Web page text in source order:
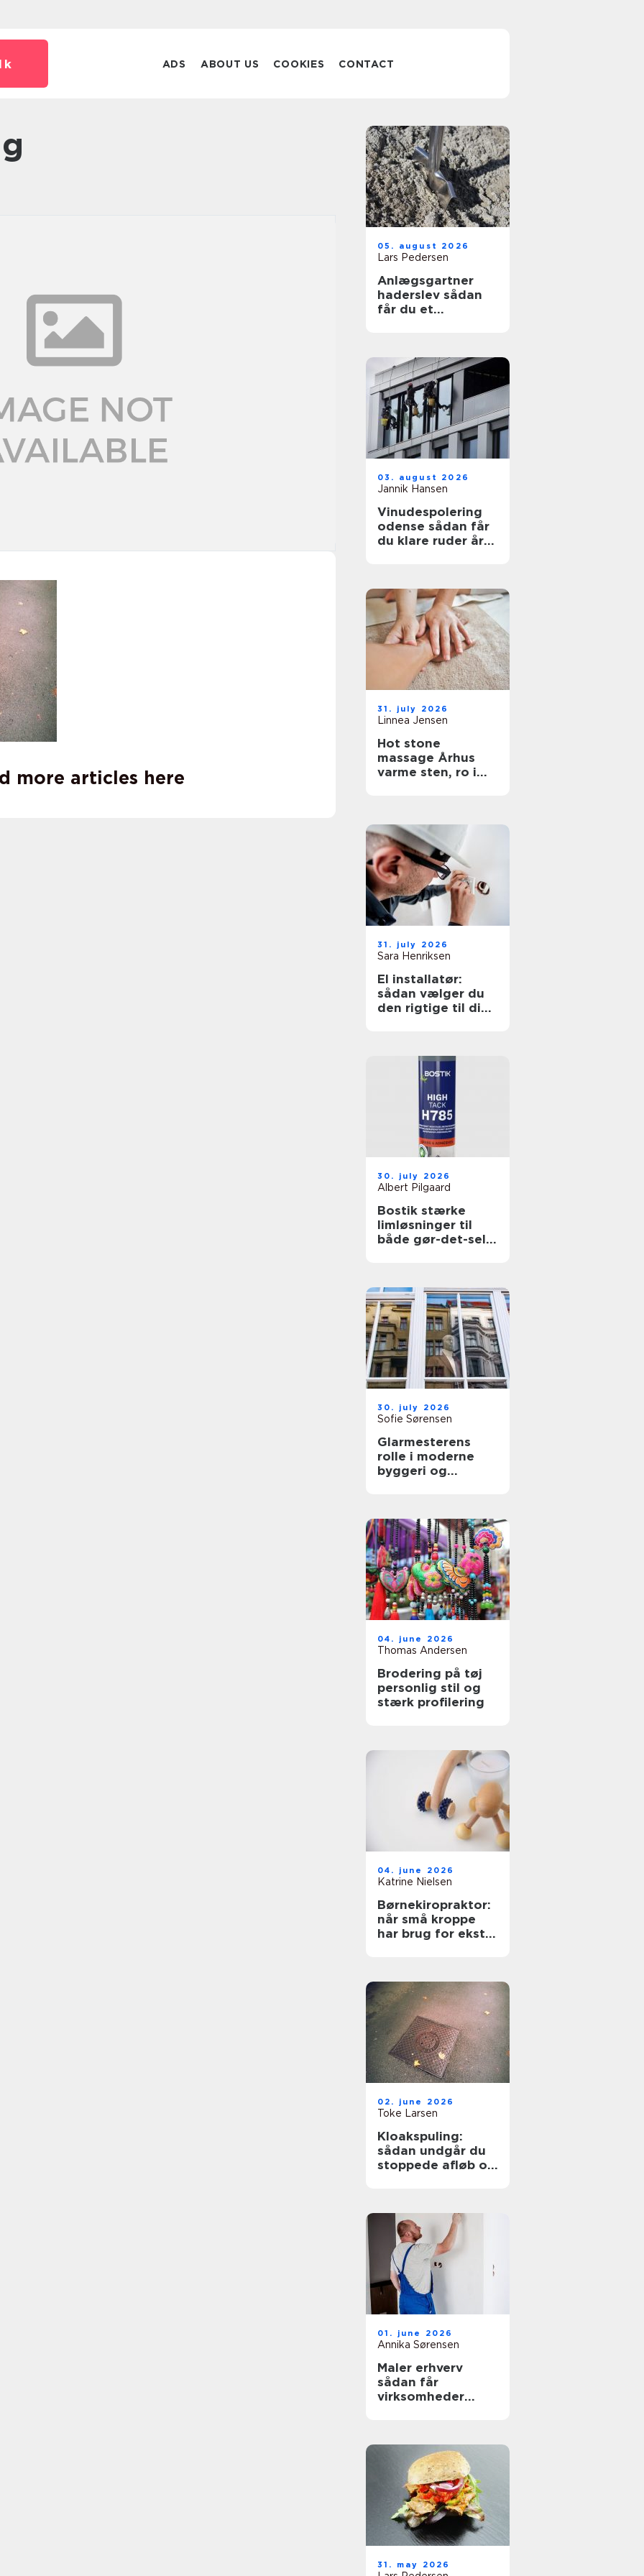
ADS ABOUT US COOKIES CONTACT
more articles here
05. august 2026
Lars Pedersen
Anlægsgartner
haderslev sådan
får du et
03. august 2026
Jannik Hansen
Vinudespolering
odense sådan får
du klare ruder året
31. july 2026
Linnea Jensen
Hot stone
massage Århus
varme sten, ro i
31. july 2026
Sara Henriksen
El installatør:
sådan vælger du
den rigtige til dine
30. july 2026
Albert Pilgaard
Bostik stærke
limløsninger til
både gør-det-selv
30. july 2026
Sofie Sørensen
Glarmesterens
rolle i moderne
byggeri og
04. june 2026
Thomas Andersen
Brodering på tøj
personlig stil og
stærk profilering
04. june 2026
Katrine Nielsen
Børnekiropraktor:
når små kroppe
har brug for ekstra
02. june 2026
Toke Larsen
Kloakspuling:
sådan undgår du
stoppede afløb og
01. june 2026
Annika Sørensen
Maler erhverv
sådan får
virksomheder
31. may 2026